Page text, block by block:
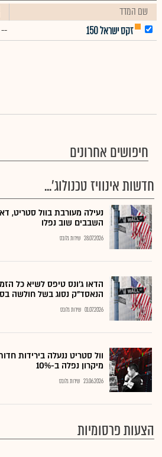
שם המדד
זקס ישראל 150
--
חיפושים אחרונים
חדשות אינוויז טכנולוג'...
השבבים שוב נפלו
28.07.2026 שירות גלובס
הדאו ג'ונס טיפס לשיא כל
הנאסד"ק נסוג בשל חולשה
01.07.2026 שירות גלובס
וול סטריט ננעלה בירידות
מיקרון נפלה ב-10%
23.06.2026 שירות גלובס
הצעות פרסומיות